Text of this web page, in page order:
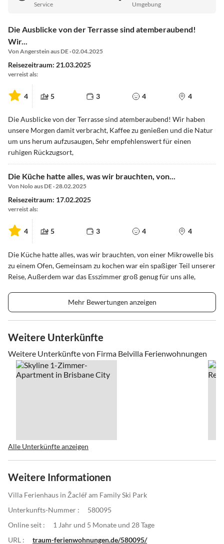
Service Umgebung
Die Ausblicke von der Terrasse sind atemberaubend!
Wir...
Von Angerstein aus DE · 02.04.2025
Reisezeitraum: 21.03.2025
verreist als:
4 5 3 4 4
Die Ausblicke von der Terrasse sind atemberaubend! Wir haben
unsere Morgen damit verbracht, Kaffee zu genießen und die Natur
um uns herum aufzusaugen, Sehr empfehlenswert für einen
ruhigen Rückzugsort,
Die Küche hatte alles, was wir brauchten, von...
Von Nolo aus DE · 28.02.2025
Reisezeitraum: 17.02.2025
verreist als:
4 5 3 4 4
Die Küche hatte alles, was wir brauchten, von einer Mikrowelle bis
zu einem Ofen, Gemeinsam zu kochen war ein spaßiger Teil unserer
Reise, Außerdem war das Esszimmer groß genug für uns alle,
Mehr Bewertungen anzeigen
Weitere Unterkünfte
Weitere Unterkünfte von Firma Belvilla Ferienwohnungen
Alle Unterkünfte anzeigen
Weitere Informationen
Villa Ferienhaus in Žacléř am Family Ski Park
Unterkunfts-Nummer :
580095
Online seit :
1 Jahr und 5 Monate und 28 Tage
URL :
traum-ferienwohnungen.de/580095/